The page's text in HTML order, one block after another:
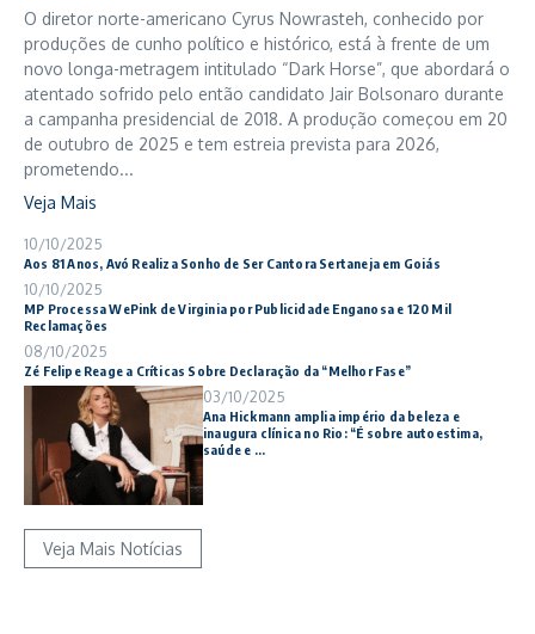
O diretor norte-americano Cyrus Nowrasteh, conhecido por
produções de cunho político e histórico, está à frente de um
novo longa-metragem intitulado “Dark Horse”, que abordará o
atentado sofrido pelo então candidato Jair Bolsonaro durante
a campanha presidencial de 2018. A produção começou em 20
de outubro de 2025 e tem estreia prevista para 2026,
prometendo...
Veja Mais
10/10/2025
Aos 81 Anos, Avó Realiza Sonho de Ser Cantora Sertaneja em Goiás
10/10/2025
MP Processa WePink de Virginia por Publicidade Enganosa e 120 Mil
Reclamações
08/10/2025
Zé Felipe Reage a Críticas Sobre Declaração da “Melhor Fase”
03/10/2025
Ana Hickmann amplia império da beleza e
inaugura clínica no Rio: “É sobre autoestima,
saúde e ...
Veja Mais Notícias